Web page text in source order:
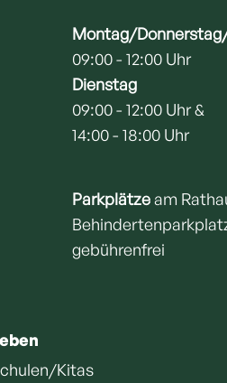
Montag/
09:00 - 12:00 Uhr
Dienstag
09:00 - 12:00 Uhr &
14:00 - 18:00 Uhr
Parkplätzeam
gebührenfrei
Kitas